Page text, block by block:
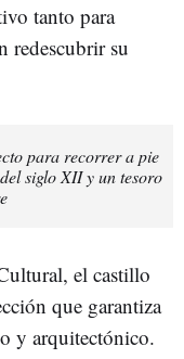
tanto para
redescubrir su
para recorrer a pie
siglo XII y un tesoro
el castillo
que garantiza
y arquitectónico.